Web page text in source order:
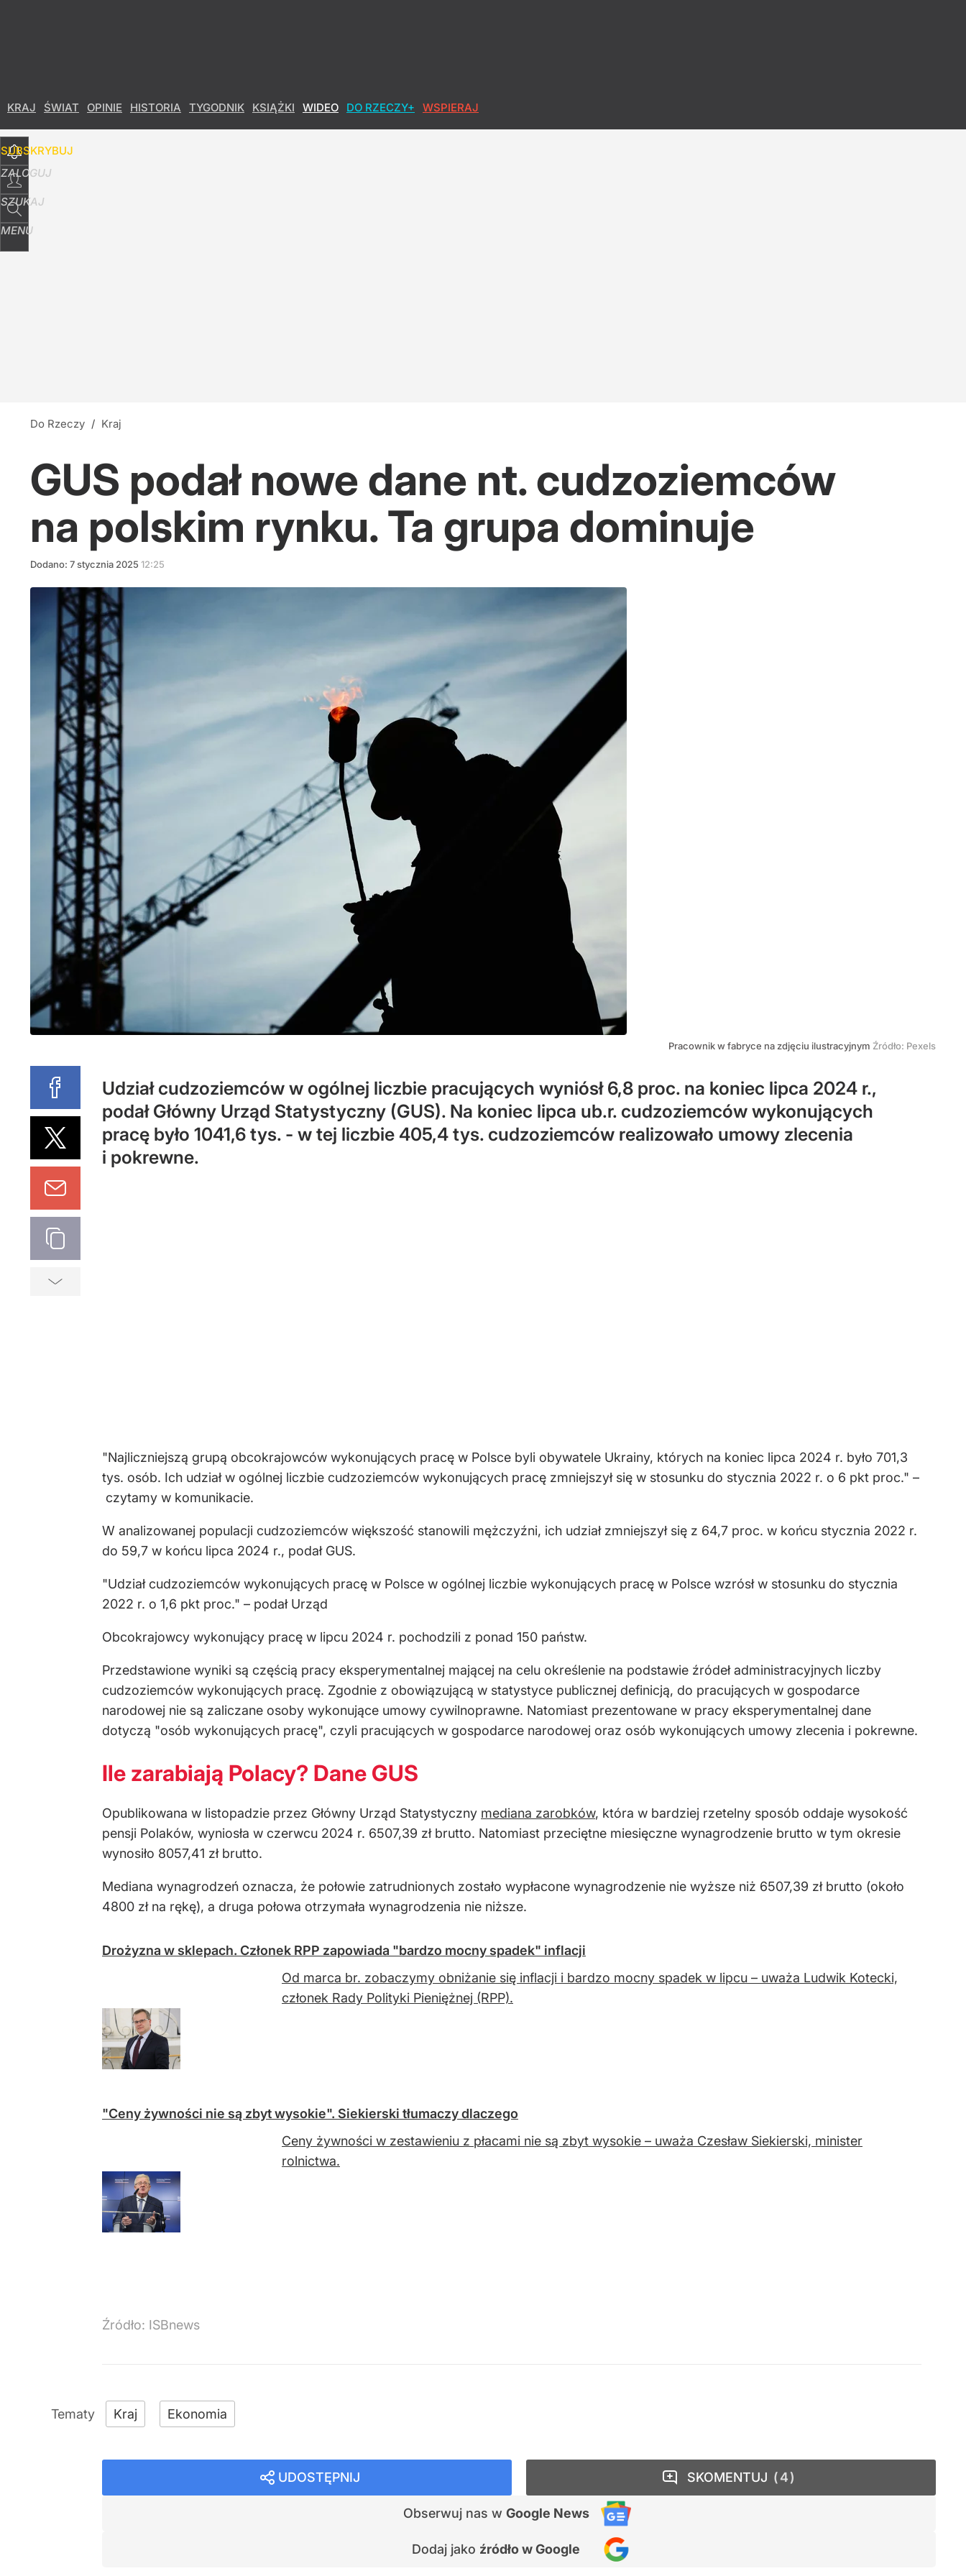
KRAJ ŚWIAT OPINIE HISTORIA TYGODNIK KSIĄŻKI WIDEO DO RZECZY+ WSPIERAJ
SUBSKRYBUJ
ZALOGUJ
SZUKAJ
MENU
Do Rzeczy / Kraj
GUS podał nowe dane nt. cudzoziemców
na polskim rynku. Ta grupa dominuje
Dodano: 7stycznia 2025 12:25
Pracownik w fabryce na zdjęciu ilustracyjnym Źródło: Pexels
Udział cudzoziemców w ogólnej liczbie pracujących wyniósł 6,8 proc. na koniec lipca 2024 r.,
podał Główny Urząd Statystyczny (GUS). Na koniec lipca ub.r. cudzoziemców wykonujących
pracę było 1041,6 tys. - w tej liczbie 405,4 tys. cudzoziemców realizowało umowy zlecenia
i pokrewne.
"Najliczniejszą grupą obcokrajowców wykonujących pracę w Polsce byli obywatele Ukrainy, których na koniec lipca 2024 r. było 701,3
tys. osób. Ich udział w ogólnej liczbie cudzoziemców wykonujących pracę zmniejszył się w stosunku do stycznia 2022 r. o 6 pkt proc." –
czytamy w komunikacie.
W analizowanej populacji cudzoziemców większość stanowili mężczyźni, ich udział zmniejszył się z 64,7 proc. w końcu stycznia 2022 r.
do 59,7 w końcu lipca 2024 r., podał GUS.
"Udział cudzoziemców wykonujących pracę w Polsce w ogólnej liczbie wykonujących pracę w Polsce wzrósł w stosunku do stycznia
2022 r. o 1,6 pkt proc." – podał Urząd
Obcokrajowcy wykonujący pracę w lipcu 2024 r. pochodzili z ponad 150 państw.
Przedstawione wyniki są częścią pracy eksperymentalnej mającej na celu określenie na podstawie źródeł administracyjnych liczby
cudzoziemców wykonujących pracę. Zgodnie z obowiązującą w statystyce publicznej definicją, do pracujących w gospodarce
narodowej nie są zaliczane osoby wykonujące umowy cywilnoprawne. Natomiast prezentowane w pracy eksperymentalnej dane
dotyczą "osób wykonujących pracę", czyli pracujących w gospodarce narodowej oraz osób wykonujących umowy zlecenia i pokrewne.
Ile zarabiają Polacy? Dane GUS
Opublikowana w listopadzie przez Główny Urząd Statystyczny mediana zarobków, która w bardziej rzetelny sposób oddaje wysokość
pensji Polaków, wyniosła w czerwcu 2024 r. 6507,39 zł brutto. Natomiast przeciętne miesięczne wynagrodzenie brutto w tym okresie
wynosiło 8057,41 zł brutto.
Mediana wynagrodzeń oznacza, że połowie zatrudnionych zostało wypłacone wynagrodzenie nie wyższe niż 6507,39 zł brutto (około
4800 zł na rękę), a druga połowa otrzymała wynagrodzenia nie niższe.
Drożyzna w sklepach. Członek RPP zapowiada "bardzo mocny spadek" inflacji
Od marca br. zobaczymy obniżanie się inflacji i bardzo mocny spadek w lipcu – uważa Ludwik Kotecki,
członek Rady Polityki Pieniężnej (RPP).
"Ceny żywności nie są zbyt wysokie". Siekierski tłumaczy dlaczego
Ceny żywności w zestawieniu z płacami nie są zbyt wysokie – uważa Czesław Siekierski, minister
rolnictwa.
Źródło: ISBnews
Kraj Ekonomia
UDOSTĘPNIJ
Obserwuj nas w Google News
Dodaj jako źródło w Google
SKOMENTUJ 4